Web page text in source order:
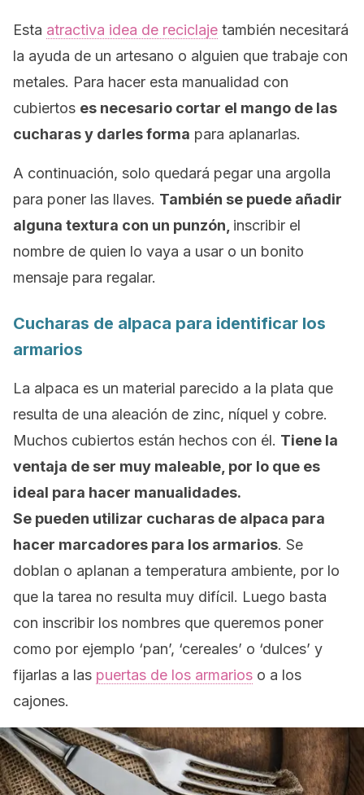
Esta atractiva idea de reciclaje también necesitará
la ayuda de un artesano o alguien que trabaje con
metales. Para hacer esta manualidad con
cubiertos es necesario cortar el mango de las
cucharas y darles forma para aplanarlas.
A continuación, solo quedará pegar una argolla
para poner las llaves. También se puede añadir
alguna textura con un punzón, inscribir el
nombre de quien lo vaya a usar o un bonito
mensaje para regalar.
Cucharas de alpaca para identificar los
armarios
La alpaca es un material parecido a la plata que
resulta de una aleación de zinc, níquel y cobre.
Muchos cubiertos están hechos con él. Tiene la
ventaja de ser muy maleable, por lo que es
ideal para hacer manualidades.
Se pueden utilizar cucharas de alpaca para
hacer marcadores para los armarios. Se
doblan o aplanan a temperatura ambiente, por lo
que la tarea no resulta muy difícil. Luego basta
con inscribir los nombres que queremos poner
como por ejemplo ‘pan’, ‘cereales’ o ‘dulces’ y
fijarlas a las puertas de los armarios o a los
cajones.